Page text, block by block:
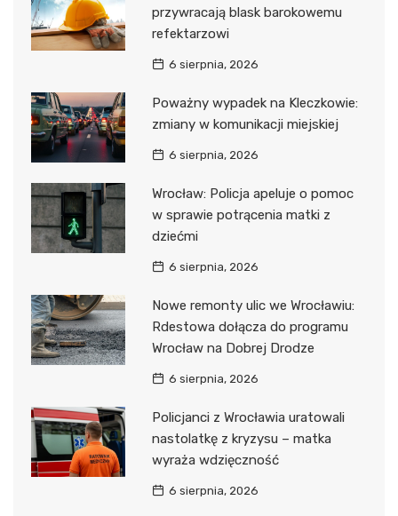
przywracają blask barokowemu
refektarzowi
6 sierpnia, 2026
Poważny wypadek na Kleczkowie:
zmiany w komunikacji miejskiej
6 sierpnia, 2026
Wrocław: Policja apeluje o pomoc
w sprawie potrącenia matki z
dziećmi
6 sierpnia, 2026
Nowe remonty ulic we Wrocławiu:
Rdestowa dołącza do programu
Wrocław na Dobrej Drodze
6 sierpnia, 2026
Policjanci z Wrocławia uratowali
nastolatkę z kryzysu – matka
wyraża wdzięczność
6 sierpnia, 2026